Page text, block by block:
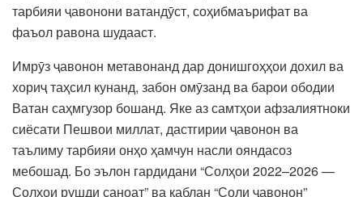
тарбияи ҷавонони ватандӯст, соҳибмаърифат ва
фаъол равона шудааст.
Имрӯз ҷавонон метавонанд дар донишгоҳҳои дохил ва
хориҷ таҳсил кунанд, забон омӯзанд ва барои ободии
Ватан саҳмгузор бошанд. Яке аз самтҳои афзалиятноки
сиёсати Пешвои миллат, дастгирии ҷавонон ва
таълиму тарбияи онҳо ҳамчун насли ояндасоз
мебошад. Бо эълон гардидани “Солҳои 2022–2026 —
Солҳои рушди саноат” ва қаблан “Соли ҷавонон”